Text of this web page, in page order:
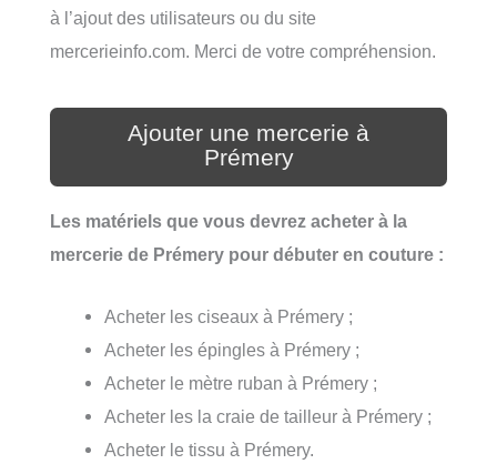
à l’ajout des utilisateurs ou du site
mercerieinfo.com. Merci de votre compréhension.
Ajouter une mercerie à
Prémery
Les matériels que vous devrez acheter à la
mercerie de Prémery pour débuter en couture :
Acheter les ciseaux à Prémery ;
Acheter les épingles à Prémery ;
Acheter le mètre ruban à Prémery ;
Acheter les la craie de tailleur à Prémery ;
Acheter le tissu à Prémery.